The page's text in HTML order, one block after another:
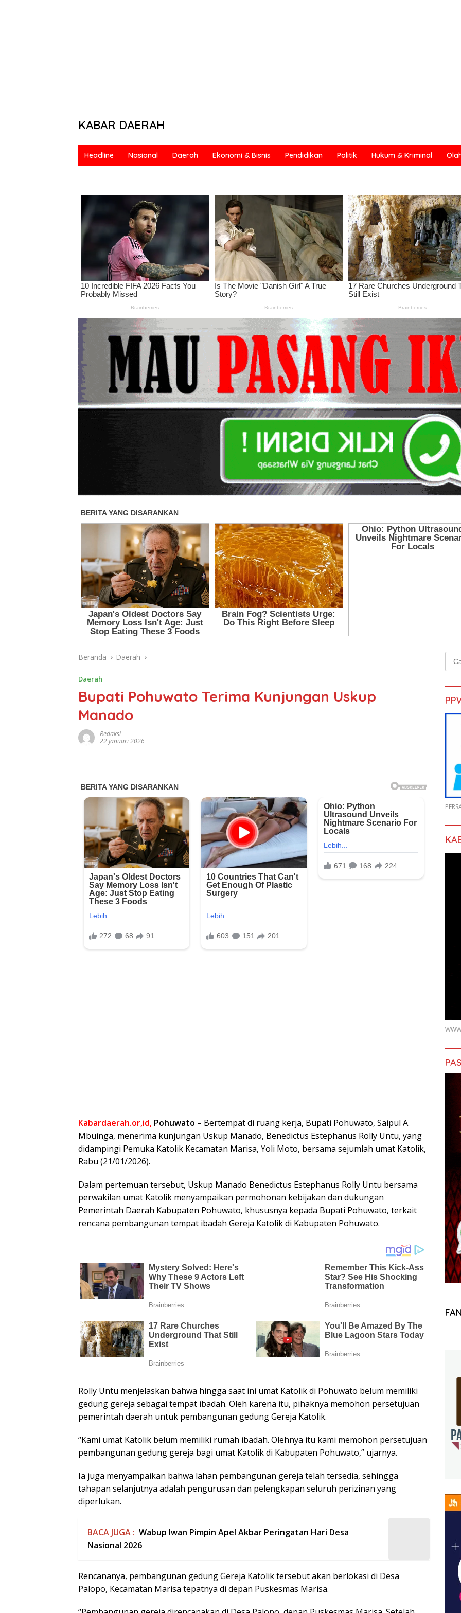
KABAR DAERAH
Headline Nasional Daerah Ekonomi & Bisnis Pendidikan Politik Hukum & Kriminal
Beranda Daerah
Daerah
Bupati Pohuwato Terima Kunjungan Uskup
Manado
Redaksi
22 Januari 2026
Kabardaerah.or,id, Pohuwato – Bertempat di ruang kerja, Bupati Pohuwato, Saipul A.
Mbuinga, menerima kunjungan Uskup Manado, Benedictus Estephanus Rolly Untu, yang
didampingi Pemuka Katolik Kecamatan Marisa, Yoli Moto, bersama sejumlah umat Katolik,
Rabu (21/01/2026).
Dalam pertemuan tersebut, Uskup Manado Benedictus Estephanus Rolly Untu bersama
perwakilan umat Katolik menyampaikan permohonan kebijakan dan dukungan
Pemerintah Daerah Kabupaten Pohuwato, khususnya kepada Bupati Pohuwato, terkait
rencana pembangunan tempat ibadah Gereja Katolik di Kabupaten Pohuwato.
Rolly Untu menjelaskan bahwa hingga saat ini umat Katolik di Pohuwato belum memiliki
gedung gereja sebagai tempat ibadah. Oleh karena itu, pihaknya memohon persetujuan
pemerintah daerah untuk pembangunan gedung Gereja Katolik.
“Kami umat Katolik belum memiliki rumah ibadah. Olehnya itu kami memohon persetujuan
pembangunan gedung gereja bagi umat Katolik di Kabupaten Pohuwato,” ujarnya.
Ia juga menyampaikan bahwa lahan pembangunan gereja telah tersedia, sehingga
tahapan selanjutnya adalah pengurusan dan pelengkapan seluruh perizinan yang
diperlukan.
BACA JUGA : Wabup Iwan Pimpin Apel Akbar Peringatan Hari Desa
Nasional 2026
Rencananya, pembangunan gedung Gereja Katolik tersebut akan berlokasi di Desa
Palopo, Kecamatan Marisa tepatnya di depan Puskesmas Marisa.
Cari